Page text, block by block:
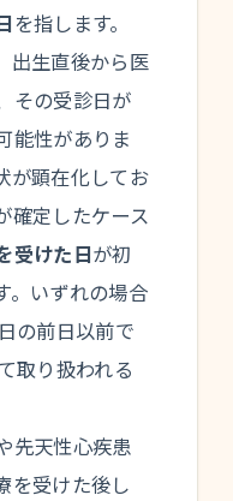
を指します。
出生直後から医
その受診日が
能性がありま
が顕在化してお
確定したケース
受けた日が初
。いずれの場合
の前日以前で
取り扱われる
先天性心疾患
を受けた後し